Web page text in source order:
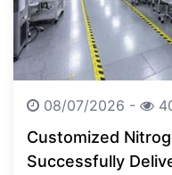
08/07/2026 -
Customized
Successfully